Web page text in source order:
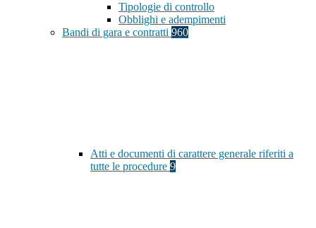
Tipologie di controllo
Obblighi e adempimenti
Bandi di gara e contratti 960
Atti e documenti di carattere generale riferiti a
tutte le procedure 9